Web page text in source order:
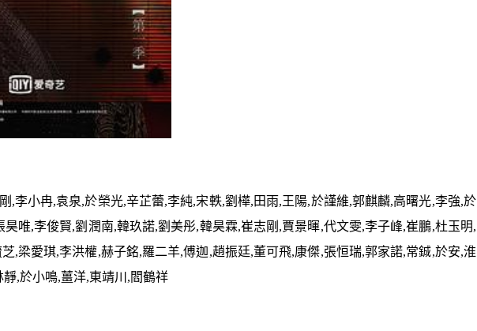
,李小冉,袁泉,於榮光,辛芷蕾,李純,宋軼,劉樺,田雨,王陽,於謹維,郭麒麟,高曙光,李強,於
唯,李俊賢,劉潤南,韓玖諾,劉美彤,韓昊霖,崔志剛,賈景暉,代文雯,李子峰,崔鵬,杜玉明,
,梁愛琪,李洪權,赫子銘,羅二羊,傅迦,趙振廷,董可飛,康傑,張恒瑞,郭家諾,常鋮,於安,淮
,於小鳴,薑洋,東靖川,閻鶴祥